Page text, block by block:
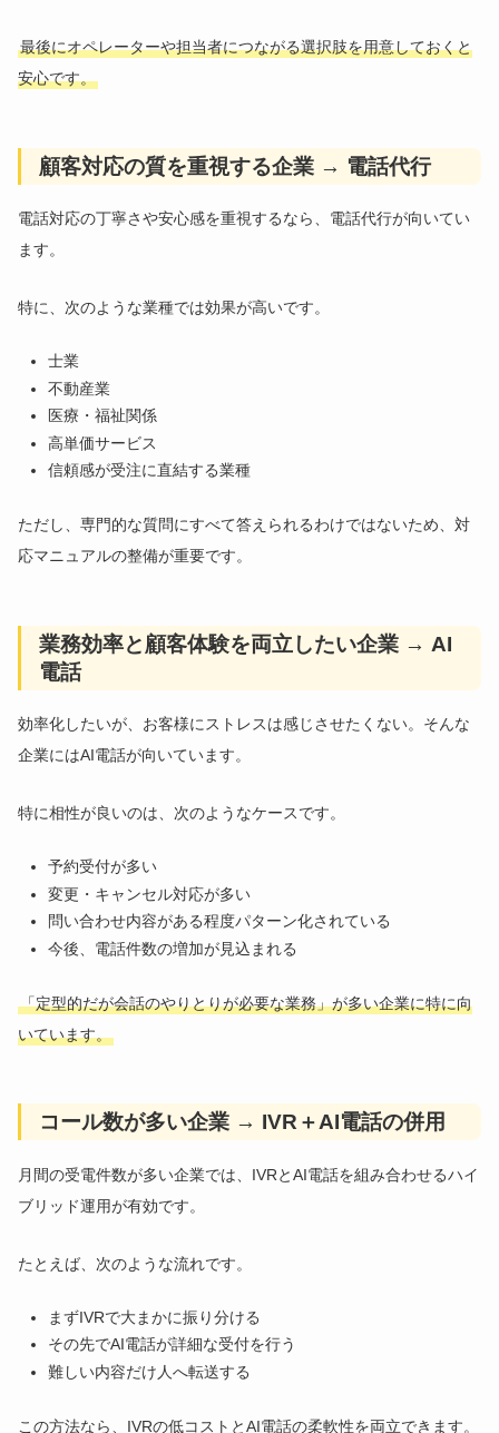
最後にオペレーターや担当者につながる選択肢を用意しておくと
安心です。
顧客対応の質を重視する企業 → 電話代行
電話対応の丁寧さや安心感を重視するなら、電話代行が向いてい
ます。
特に、次のような業種では効果が高いです。
士業
不動産業
医療・福祉関係
高単価サービス
信頼感が受注に直結する業種
ただし、専門的な質問にすべて答えられるわけではないため、対
応マニュアルの整備が重要です。
業務効率と顧客体験を両立したい企業 → AI
電話
効率化したいが、お客様にストレスは感じさせたくない。そんな
企業にはAI電話が向いています。
特に相性が良いのは、次のようなケースです。
予約受付が多い
変更・キャンセル対応が多い
問い合わせ内容がある程度パターン化されている
今後、電話件数の増加が見込まれる
「定型的だが会話のやりとりが必要な業務」が多い企業に特に向
いています。
コール数が多い企業 → IVR＋AI電話の併用
月間の受電件数が多い企業では、IVRとAI電話を組み合わせるハイ
ブリッド運用が有効です。
たとえば、次のような流れです。
まずIVRで大まかに振り分ける
その先でAI電話が詳細な受付を行う
難しい内容だけ人へ転送する
この方法なら、IVRの低コストとAI電話の柔軟性を両立できます。